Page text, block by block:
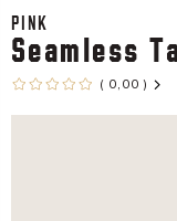
PINK
Seamless
0,00